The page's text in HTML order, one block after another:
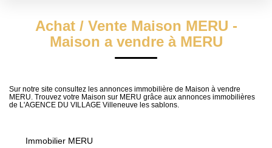
Nos Partenaires
NOS ACTUALITÉS
ACHETER
Sélectionnez...
Type de bien
Surface min
Créer une alerte
Achat / Vente Maison MERU -
Maison a vendre à MERU
Sur notre site consultez les annonces immobilière de Maison à vendre
MERU. Trouvez votre Maison sur MERU grâce aux annonces immobilières
de L'AGENCE DU VILLAGE Villeneuve les sablons.
Immobilier MERU